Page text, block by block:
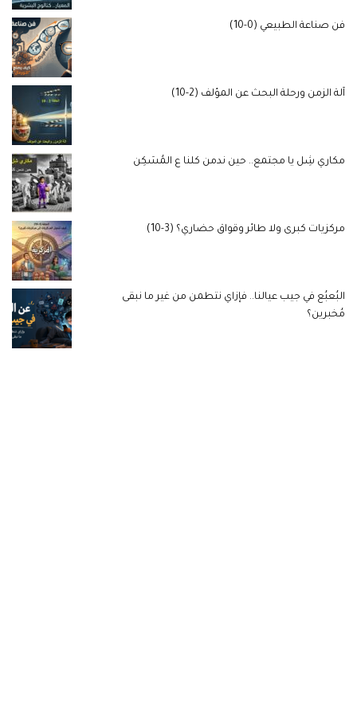
فن صناعة الطبيعي (0-10)
آلة الزمن ورحلة البحث عن المؤلف (2-10)
مكاري شِل يا مجتمع.. حين ندمن كلنا ع المُسَكِن
مركزيات كبرى ولا طائر وقواق حضاري؟ (3-10)
البُعبُع في جيب عيالنا.. فإزاي نتطمن من غير ما نبقى
مُخبرين؟